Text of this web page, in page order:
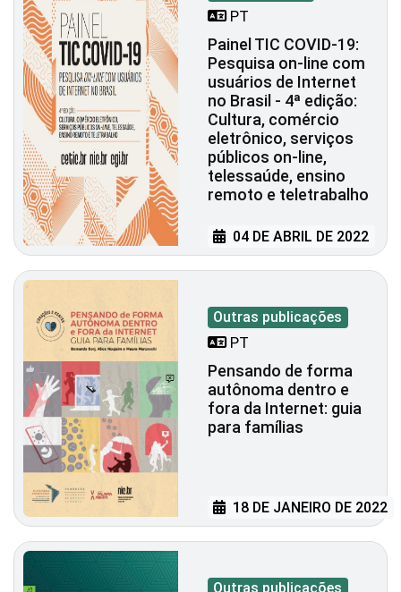
PT
Painel TIC COVID-19:
Pesquisa on-line com
usuários de Internet
no Brasil - 4ª edição:
Cultura, comércio
eletrônico, serviços
públicos on-line,
telessaúde, ensino
remoto e teletrabalho
04 DE ABRIL DE 2022
Outras publicações
PT
Pensando de forma
autônoma dentro e
fora da Internet: guia
para famílias
18 DE JANEIRO DE 2022
Outras publicações